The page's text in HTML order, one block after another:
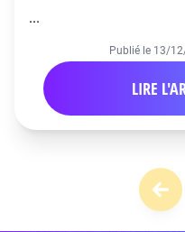
...
Publié le 13/
LIRE